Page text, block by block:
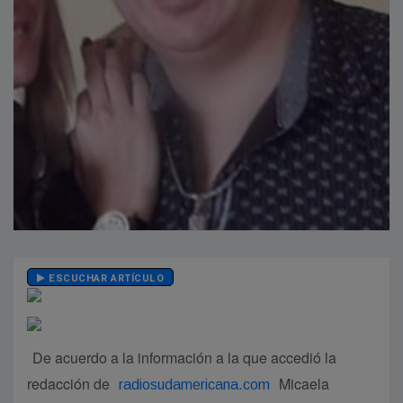
ESCUCHAR ARTÍCULO
De acuerdo a la información a la que accedió la
redacción de
radiosudamericana.com
Micaela